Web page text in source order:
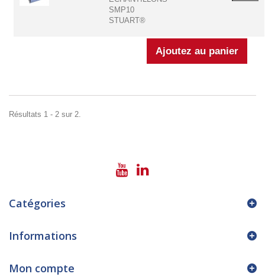
SMP10
STUART®
Résultats 1 - 2 sur 2.
Catégories
Informations
Mon compte